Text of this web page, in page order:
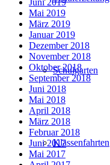
Schulgarten
Klassenfahrten
Mai 2019
März 2019
Januar 2019
Dezember 2018
November 2018
Oktober 2018
September 2018
Juni 2018
Mai 2018
April 2018
März 2018
Februar 2018
Juni 2017
Mai 2017